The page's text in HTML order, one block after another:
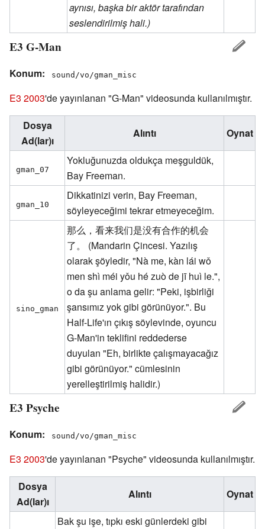
aynısı, başka bir aktör tarafından
seslendirilmiş hali.)
E3 G-Man
Konum: sound/vo/gman_misc
E3 2003'de yayınlanan "G-Man" videosunda kullanılmıştır.
Dosya
Ad(lar)ı
Alıntı Oynat
gman_07
Yokluğunuzda oldukça meşguldük,
Bay Freeman.
gman_10
Dikkatinizi verin, Bay Freeman,
söyleyeceğimi tekrar etmeyeceğim.
sino_gman
那么，看来我们是没有合作的机会
了。 (Mandarin Çincesi. Yazılış
olarak şöyledir, "Nà me, kàn lái wǒ
men shì méi yǒu hé zuò de jī huì le.",
o da şu anlama gelir: "Peki, işbirliği
şansımız yok gibi görünüyor.". Bu
Half-Life'ın çıkış söylevinde, oyuncu
G-Man'in teklifini reddederse
duyulan "Eh, birlikte çalışmayacağız
gibi görünüyor." cümlesinin
yerelleştirilmiş halidir.)
E3 Psyche
Konum: sound/vo/gman_misc
E3 2003'de yayınlanan "Psyche" videosunda kullanılmıştır.
Dosya
Ad(lar)ı
Alıntı Oynat
Bak şu işe, tıpkı eski günlerdeki gibi